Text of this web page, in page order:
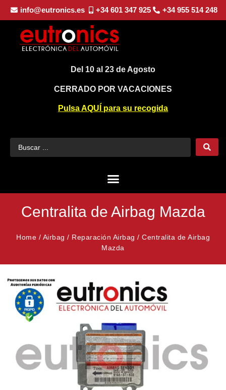
info@eutronics.es +34 601 347 925 +34 955 514 248
Del 10 al 23 de Agosto
CERRADO POR VACACIONES
Pulsa AQUÍ para su recogida
Centralita de Airbag Mazda
Home / Airbag / Reparación Airbag / Centralita de Airbag
Mazda